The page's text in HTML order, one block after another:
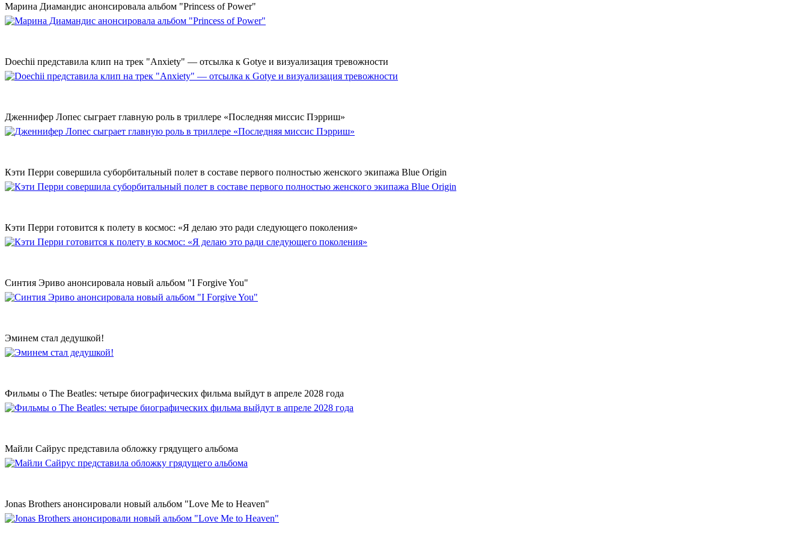
Марина Диамандис анонсировала альбом "Princess of Power"
Doechii представила клип на трек "Anxiety" — отсылка к Gotye и визуализация тревожности
Дженнифер Лопес сыграет главную роль в триллере «Последняя миссис Пэрриш»
Кэти Перри совершила суборбитальный полет в составе первого полностью женского экипажа Blue Origin
Кэти Перри готовится к полету в космос: «Я делаю это ради следующего поколения»
Синтия Эриво анонсировала новый альбом "I Forgive You"
Эминем стал дедушкой!
Фильмы о The Beatles: четыре биографических фильма выйдут в апреле 2028 года
Майли Сайрус представила обложку грядущего альбома
Jonas Brothers анонсировали новый альбом "Love Me to Heaven"